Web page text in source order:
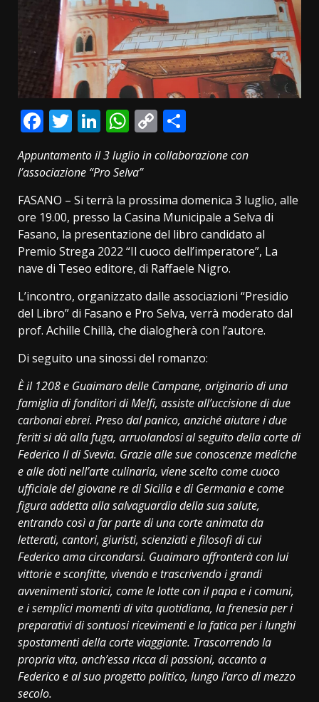
Facebook
Twitter
LinkedIn
WhatsApp
Copy
Link
Appuntamento il 3 luglio in collaborazione con
l’associazione “Pro Selva”
FASANO – Si terrà la prossima domenica 3 luglio, alle
ore 19.00, presso la Casina Municipale a Selva di
Fasano, la presentazione del libro candidato al
Premio Strega 2022 “Il cuoco dell’imperatore”, La
nave di Teseo editore, di Raffaele Nigro.
L’incontro, organizzato dalle associazioni “Presidio
del Libro” di Fasano e Pro Selva, verrà moderato dal
prof. Achille Chillà, che dialogherà con l’autore.
Di seguito una sinossi del romanzo:
È il 1208 e Guaimaro delle Campane, originario di una
famiglia di fonditori di Melfi, assiste all’uccisione di due
carbonai ebrei. Preso dal panico, anziché aiutare i due
feriti si dà alla fuga, arruolandosi al seguito della corte di
Federico II di Svevia. Grazie alle sue conoscenze mediche
e alle doti nell’arte culinaria, viene scelto come cuoco
ufficiale del giovane re di Sicilia e di Germania e come
figura addetta alla salvaguardia della sua salute,
entrando così a far parte di una corte animata da
letterati, cantori, giuristi, scienziati e filosofi di cui
Federico ama circondarsi. Guaimaro affronterà con lui
vittorie e sconfitte, vivendo e trascrivendo i grandi
avvenimenti storici, come le lotte con il papa e i comuni,
e i semplici momenti di vita quotidiana, la frenesia per i
preparativi di sontuosi ricevimenti e la fatica per i lunghi
spostamenti della corte viaggiante. Trascorrendo la
propria vita, anch’essa ricca di passioni, accanto a
Federico e al suo progetto politico, lungo l’arco di mezzo
secolo.